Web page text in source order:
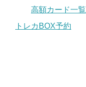
高額カード一覧
トレカBOX予約